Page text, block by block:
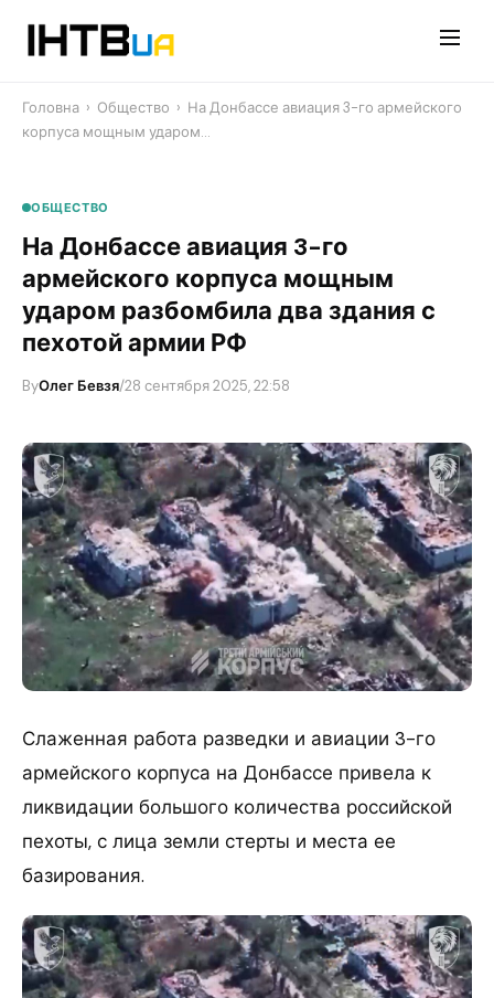
Головна › Общество › На Донбассе авиация 3-го армейского
корпуса мощным ударом…
ОБЩЕСТВО
На Донбассе авиация 3-го
армейского корпуса мощным
ударом разбомбила два здания с
пехотой армии РФ
ByОлег Бевзя/28 сентября 2025, 22:58
Слаженная работа разведки и авиации 3-го
армейского корпуса на Донбассе привела к
ликвидации большого количества российской
пехоты, с лица земли стерты и места ее
базирования.